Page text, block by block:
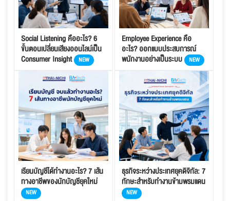
Social Listening คืออะไร? 6
ขั้นตอนเปลี่ยนเสียงออนไลน์เป็น
Consumer Insight
NEW
Employee Experience คือ
อะไร? ออกแบบประสบการณ์
พนักงานอย่างเป็นระบบ NEW
เรียนบัญชีได้ทำงานอะไร? 7 เส้น
ทางอาชีพของนักบัญชียุคใหม่
NEW
ธุรกิจระหว่างประเทศยุคดิจิทัล: 7
ทักษะสำหรับทำงานข้ามพรมแดน
NEW